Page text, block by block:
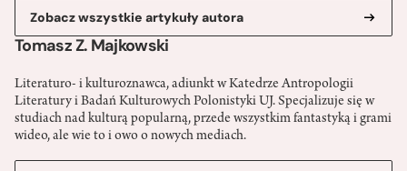
Zobacz wszystkie artykuły autora
Tomasz Z. Majkowski
Literaturo- i kulturoznawca, adiunkt w Katedrze Antropologii
Literatury i Badań Kulturowych Polonistyki UJ. Specjalizuje się w
studiach nad kulturą popularną, przede wszystkim fantastyką i grami
wideo, ale wie to i owo o nowych mediach.